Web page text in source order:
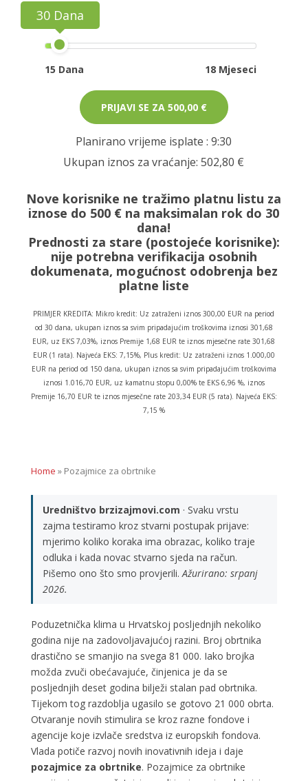
30 Dana
15 Dana 18 Mjeseci
PRIJAVI SE ZA 500,00 €
Planirano vrijeme isplate: 9:30
Ukupan iznos za vraćanje:502,80 €
Nove korisnike ne tražimo platnu listu za
iznose do 500 € na maksimalan rok do 30
dana!
Prednosti za stare (postojeće korisnike):
nije potrebna verifikacija osobnih
dokumenata, mogućnost odobrenja bez
platne liste
PRIMJER KREDITA: Mikro kredit: Uz zatraženi iznos 300,00 EUR na period
od 30 dana, ukupan iznos sa svim pripadajućim troškovima iznosi 301,68
EUR, uz EKS 7,03%, iznos Premije 1,68 EUR te iznos mjesečne rate 301,68
EUR (1 rata). Najveća EKS: 7,15%, Plus kredit: Uz zatraženi iznos 1.000,00
EUR na period od 150 dana, ukupan iznos sa svim pripadajućim troškovima
iznosi 1.016,70 EUR, uz kamatnu stopu 0,00% te EKS 6,96 %, iznos
Premije 16,70 EUR te iznos mjesečne rate 203,34 EUR (5 rata). Najveća EKS:
7,15 %
Home » Pozajmice za obrtnike
Uredništvo brzizajmovi.com · Svaku vrstu
zajma testiramo kroz stvarni postupak prijave:
mjerimo koliko koraka ima obrazac, koliko traje
odluka i kada novac stvarno sjeda na račun.
Pišemo ono što smo provjerili. Ažurirano: srpanj
2026.
Poduzetnička klima u Hrvatskoj posljednjih nekoliko
godina nije na zadovoljavajućoj razini. Broj obrtnika
drastično se smanjio na svega 81 000. Iako brojka
možda zvuči obećavajuće, činjenica je da se
posljednjih deset godina bilježi stalan pad obrtnika.
Tijekom tog razdoblja ugasilo se gotovo 21 000 obrta.
Otvaranje novih stimulira se kroz razne fondove i
agencije koje izvlače sredstva iz europskih fondova.
Vlada potiče razvoj novih inovativnih ideja i daje
pozajmice za obrtnike. Pozajmice za obrtnike